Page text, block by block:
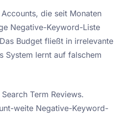
die seit Monaten
Negative-Keyword-Liste
Budget fließt in irrelevante
System lernt auf falschem
Term Reviews.
weite Negative-Keyword-